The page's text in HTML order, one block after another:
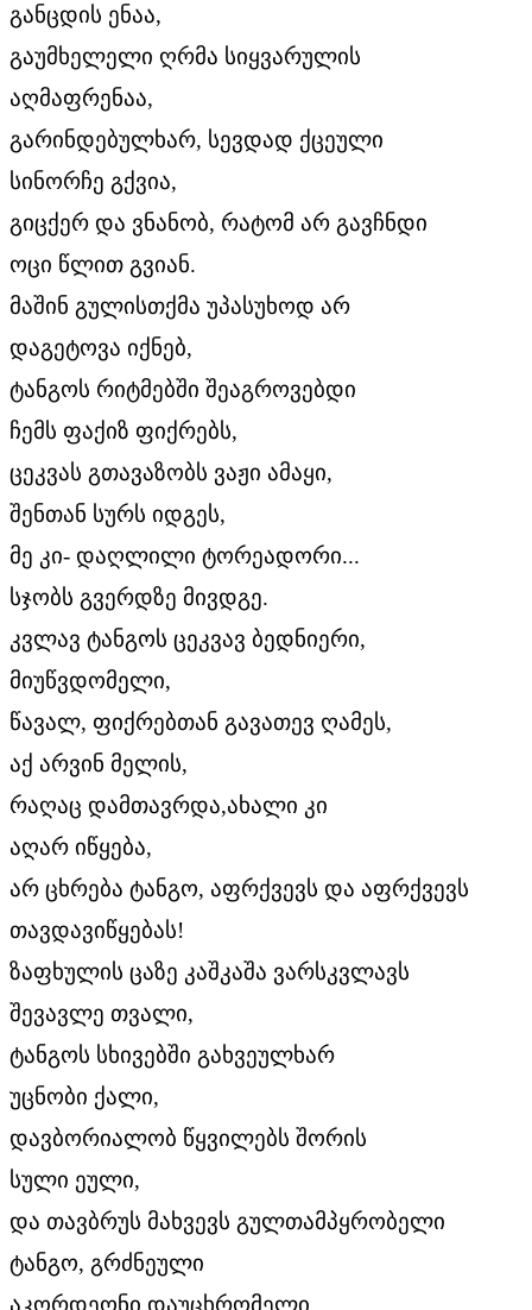
განცდის ენაა,
გაუმხელელი ღრმა სიყვარულის
აღმაფრენაა,
გარინდებულხარ, სევდად ქცეული
სინორჩე გქვია,
გიცქერ და ვნანობ, რატომ არ გავჩნდი
ოცი წლით გვიან.
მაშინ გულისთქმა უპასუხოდ არ
დაგეტოვა იქნებ,
ტანგოს რიტმებში შეაგროვებდი
ჩემს ფაქიზ ფიქრებს,
ცეკვას გთავაზობს ვაჟი ამაყი,
შენთან სურს იდგეს,
მე კი- დაღლილი ტორეადორი...
სჯობს გვერდზე მივდგე.
კვლავ ტანგოს ცეკვავ ბედნიერი,
მიუწვდომელი,
წავალ, ფიქრებთან გავათევ ღამეს,
აქ არვინ მელის,
რაღაც დამთავრდა,ახალი კი
აღარ იწყება,
არ ცხრება ტანგო, აფრქვევს და აფრქვევს
თავდავიწყებას!
ზაფხულის ცაზე კაშკაშა ვარსკვლავს
შევავლე თვალი,
ტანგოს სხივებში გახვეულხარ
უცნობი ქალი,
დავბორიალობ წყვილებს შორის
სული ეული,
და თავბრუს მახვევს გულთამპყრობელი
ტანგო, გრძნეული
აკორდეონი დაუცხრომელი,